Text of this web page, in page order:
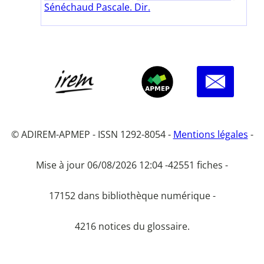
Sénéchaud Pascale. Dir.
© ADIREM-APMEP - ISSN 1292-8054 - Mentions légales -
Mise à jour 06/08/2026 12:04 -42551 fiches -
17152 dans bibliothèque numérique -
4216 notices du glossaire.